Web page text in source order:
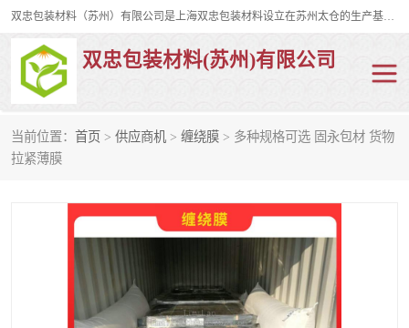
双忠包装材料（苏州）有限公司是上海双忠包装材料设立在苏州太仓的生产基地，占地约2万平米，产品主要有打孔缠绕膜，拉伸蜂窝纸，集装箱充气袋，滑托板，打包带，裹包网兜，防滑纸等箱体和托盘的运输和保护性包材。固永包材®，GooYon Pack®，是我们保护性包装材料的专属品牌。
双忠包装材料(苏州)有限公司
当前位置： 首页 > 供应商机 > 缠绕膜 > 多种规格可选 固永包材 货物
拉紧薄膜
打孔缠绕膜
裹包网兜 纤维打包带
充气袋
缠绕膜